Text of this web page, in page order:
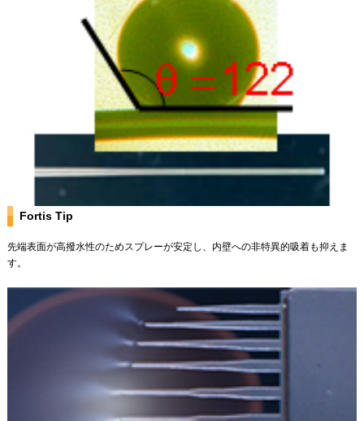
Fortis Tip
先端表面が高撥水性のためスプレーが安定し、内壁への非特異的吸着も抑えま
す。